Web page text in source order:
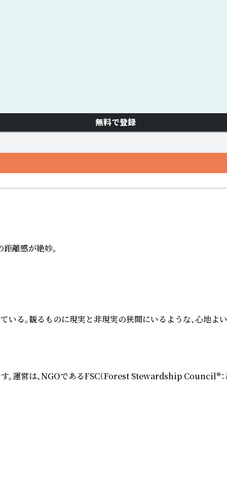
無料で登録
離感が絶妙。
る。観るものに現実と非現実の狭間にいるような、心地よ
運営は、NGOであるFSC（Forest Stewardship Council®：